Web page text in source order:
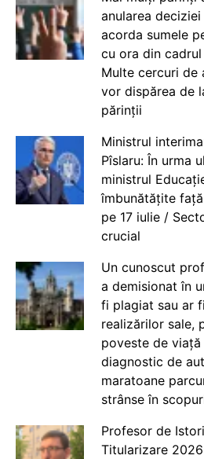
anularea
acorda sumele
cu ora din
Multe cercuri
vor dispărea de
părinții
Ministrul
Pîslaru: În urma
ministrul
îmbunătățite
pe 17 iulie /
crucial
Un cunoscut
a demisionat în
fi plagiat sau ar
realizărilor sale,
poveste de
diagnostic de
maratoane
strânse în
Profesor de
Titularizare